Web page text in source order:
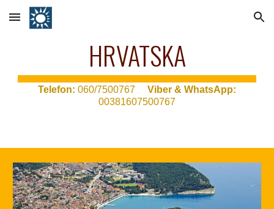
Skip to main content Skip to navigation
HRVATSKA
Telefon: 060/7500767 Viber & WhatsApp:
00381607500767